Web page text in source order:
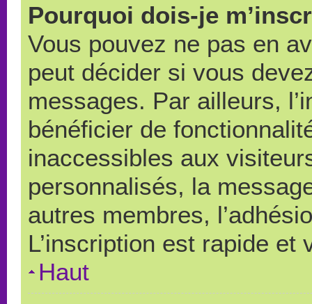
Pourquoi dois-je
Vous pouvez ne pas en
peut décider si vous
messages. Par ailleurs,
bénéficier de
inaccessibles aux
personnalisés, la
autres membres,
L’inscription est rapide et
Haut